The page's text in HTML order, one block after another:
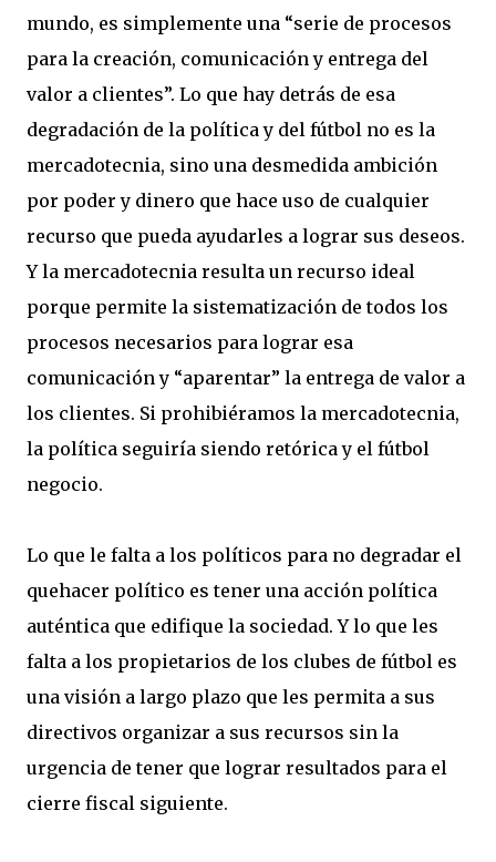
mundo, es simplemente una “serie de procesos
para la creación, comunicación y entrega del
valor a clientes”. Lo que hay detrás de esa
degradación de la política y del fútbol no es la
mercadotecnia, sino una desmedida ambición
por poder y dinero que hace uso de cualquier
recurso que pueda ayudarles a lograr sus deseos.
Y la mercadotecnia resulta un recurso ideal
porque permite la sistematización de todos los
procesos necesarios para lograr esa
comunicación y “aparentar” la entrega de valor a
los clientes. Si prohibiéramos la mercadotecnia,
la política seguiría siendo retórica y el fútbol
negocio.
Lo que le falta a los políticos para no degradar el
quehacer político es tener una acción política
auténtica que edifique la sociedad. Y lo que les
falta a los propietarios de los clubes de fútbol es
una visión a largo plazo que les permita a sus
directivos organizar a sus recursos sin la
urgencia de tener que lograr resultados para el
cierre fiscal siguiente.